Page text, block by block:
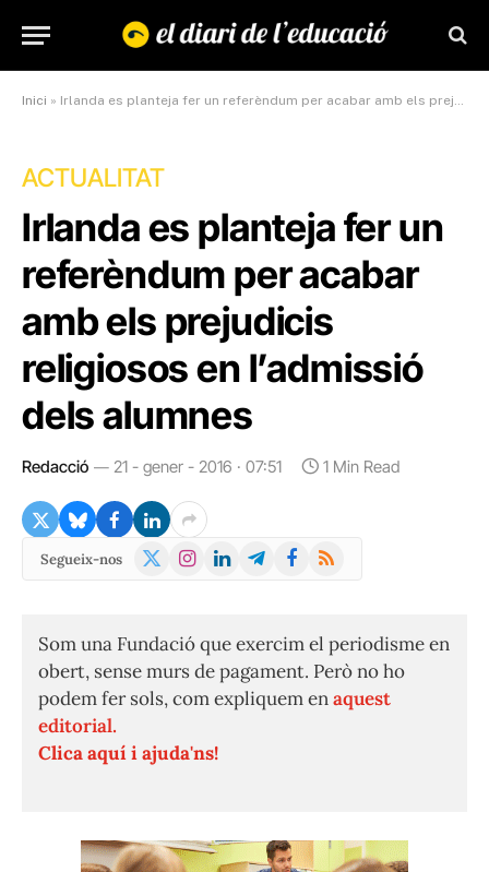
Inici » Irlanda es planteja fer un referèndum per acabar amb els prejudicis religiosos en l’admissió dels alumnes
ACTUALITAT
Irlanda es planteja fer un
referèndum per acabar
amb els prejudicis
religiosos en l’admissió
dels alumnes
Redacció 21 - gener - 2016 · 07:51 1 Min Read
Segueix-nos
X
Instagram
LinkedInTelegramFacebook
RSS
Som una Fundació que exercim el periodisme en
obert, sense murs de pagament. Però no ho
podem fer sols, com expliquem enaquest
editorial.
Clica aquí i ajuda'ns!